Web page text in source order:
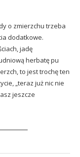
o zmierzchu trzeba
dodatkowe.
jadę
herbatę pu
to jest trochę ten
„teraz już nic nie
jeszcze